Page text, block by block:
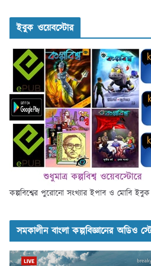
ইবুক ওয়েবস্টোর
কল্পবিশ্বের পুরোনো সংখ্যার ইপাব ও মোবি
সমকালীন বাংলা কল্পবিজ্ঞানের অডিও